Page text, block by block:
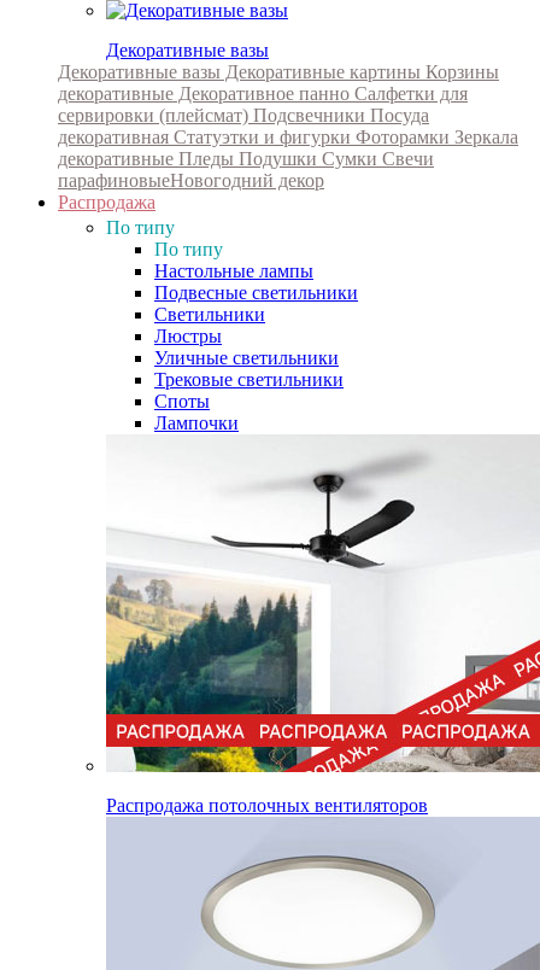
Декоративные вазы
Декоративные вазы Декоративные картины Корзины
декоративные Декоративное панно Салфетки для
сервировки (плейсмат) Подсвечники Посуда
декоративная Статуэтки и фигурки Фоторамки Зеркала
декоративные Пледы Подушки Сумки Свечи
парафиновыеНовогодний декор
Распродажа
По типу
По типу
Настольные лампы
Подвесные светильники
Светильники
Люстры
Уличные светильники
Трековые светильники
Споты
Лампочки
Распродажа потолочных вентиляторов